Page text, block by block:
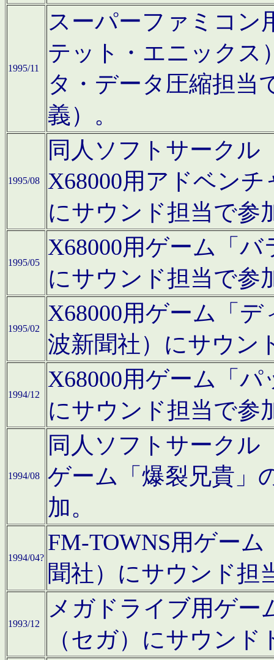
1995/11
スーパーファミコン
テット・エニックス
タ・データ圧縮担当
義）。
1995/08
同人ソフトサークル
X68000用アドベン
にサウンド担当で参
1995/05
X68000用ゲーム「
にサウンド担当で参
1995/02
X68000用ゲーム「
波新聞社）にサウン
1994/12
X68000用ゲーム「
にサウンド担当で参
1994/08
同人ソフトサークル
ゲーム「爆裂兄貴」
加。
1994/04?
FM-TOWNS用ゲー
聞社）にサウンド担
1993/12
メガドライブ用ゲー
（セガ）にサウン